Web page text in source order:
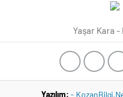
Yaşar Kara -
Yazılım: -